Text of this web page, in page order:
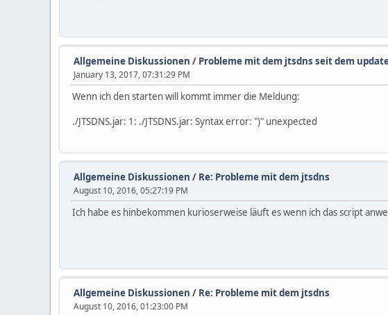
Allgemeine Diskussionen / Probleme mit dem jtsdns seit dem
January 13, 2017, 07:31:29 PM
Wenn ich den starten will kommt immer die Meldung:
./JTSDNS.jar: 1: ./JTSDNS.jar: Syntax error: ")" unexpected
Allgemeine Diskussionen / Re: Probleme mit dem jtsdns
August 10, 2016, 05:27:19 PM
Ich habe es hinbekommen kurioserweise läuft es wenn ich das script
Allgemeine Diskussionen / Re: Probleme mit dem jtsdns
August 10, 2016, 01:23:00 PM